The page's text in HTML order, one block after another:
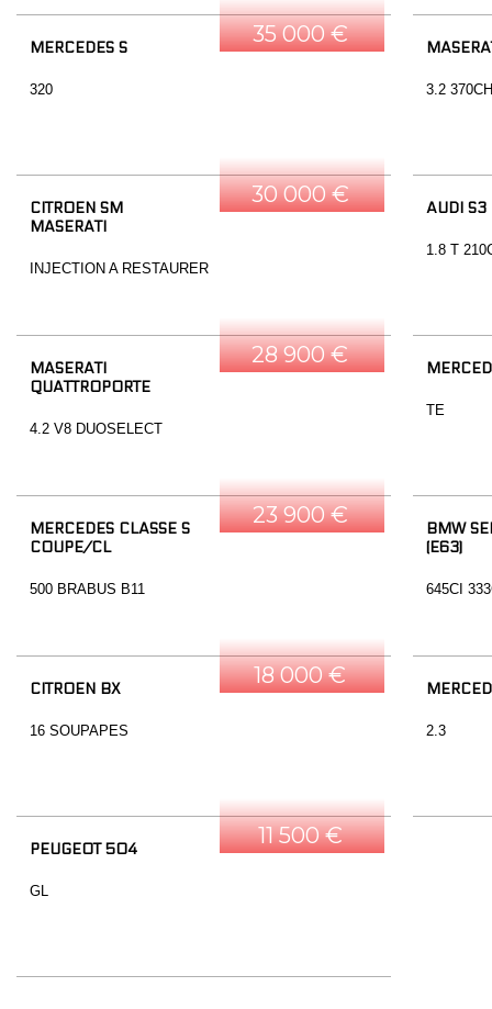
35 000 €
MERCEDES S
320 3.2
30 000 €
CITROEN SM
MASERATI
INJECTION A RESTAURER
AUDI S3
1.8 T
28 900 €
MASERATI
QUATTROPORTE
4.2 V8 DUOSELECT
TE
23 900 €
MERCEDES CLASSE S
COUPE/CL
500 BRABUS B11
BMW
(E63)
645CI
18 000 €
CITROEN BX
16 SOUPAPES 2.3
11 500 €
PEUGEOT 504
GL